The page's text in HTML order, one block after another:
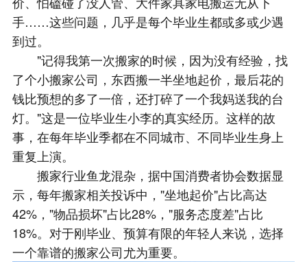
手……这些问题，几乎是每个毕业生都或多或少遇
到过。
"记得我第一次搬家的时候，因为没有经验，找
了个小搬家公司，东西搬一半坐地起价，最后花的
钱比预想的多了一倍，还打碎了一个我妈送我的台
灯。"这是一位毕业生小李的真实经历。这样的故
事，在每年毕业季都在不同城市、不同毕业生身上
重复上演。
搬家行业鱼龙混杂，据中国消费者协会数据显
示，每年搬家相关投诉中，"坐地起价"占比高达
42%，"物品损坏"占比28%，"服务态度差"占比
18%。对于刚毕业、预算有限的年轻人来说，选择
一个靠谱的搬家公司尤为重要。